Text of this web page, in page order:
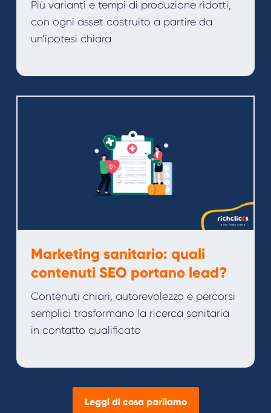
Più varianti e tempi di produzione ridotti,
con ogni asset costruito a partire da
un’ipotesi chiara
Marketing sanitario: quali
contenuti SEO portano lead?
Contenuti chiari, autorevolezza e percorsi
semplici trasformano la ricerca sanitaria
in contatto qualificato
Leggi di cosa parliamo